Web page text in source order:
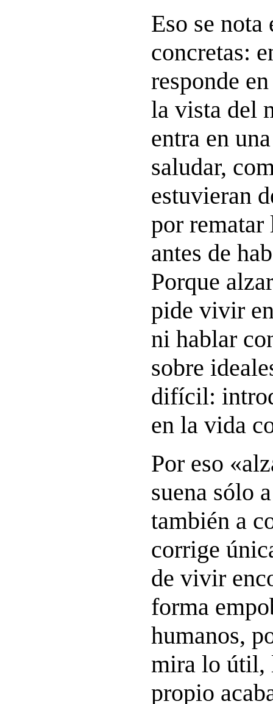
Eso se nota
concretas:
responde
la vista del
entra en
saludar,
estuvieran
por rematar
antes de
Porque
pide vivir
ni hablar
sobre
difícil:
en la vida
Por eso
suena sólo
también a
corrige
de vivir
forma
humanos,
mira lo útil,
propio